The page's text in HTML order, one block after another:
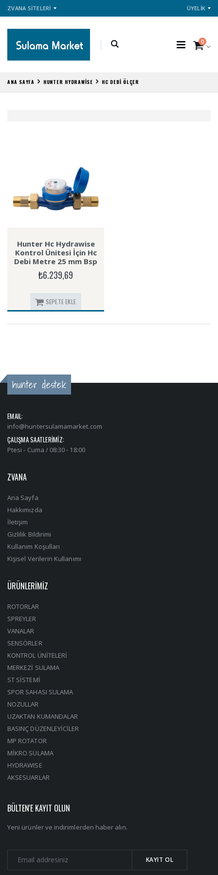
ZVANA SİTELERİ ÜYELİK
0
ANA SAYFA HUNTER HYDRAWİSE HC DEBİ ÖLÇER
Hunter Hc Hydrawise
Kontrol Ünitesi İçin Hc
Debi Metre 25 mm Bsp
₺6.239,69
SEPETE EKLE
hunter destek
EMAIL:
info@huntersulamamarket.com
ÇALIŞMA SAATLERİMİZ:
Ptesi - Cuma / 08:30 - 18:00
ZVANA
Ana Sayfa
Hakkımızda
İletişim
Gizlilik Bildirimi
Kullanım Koşulları
Kişisel Verilerin Kullanımı
ÜRÜNLERİMİZ
ROTORLAR
SPREYLER
VANALAR
SENSÖRLER
KONTROL ÜNİTELERİ
MERKEZİ SULAMA
ST SİSTEMİ
SPOR SAHASI SULAMA
NOZULLAR
UZAKTAN KUMANDALAR
BASINÇ DÜZENLEYİCİLER
MP ROTATOR
MİKRO SULAMA
HYDRAWISE
AKSESUARLAR
BÜLTEN'E KAYIT OLUN
Yeni ürünler ve indirimlerden haber alın.